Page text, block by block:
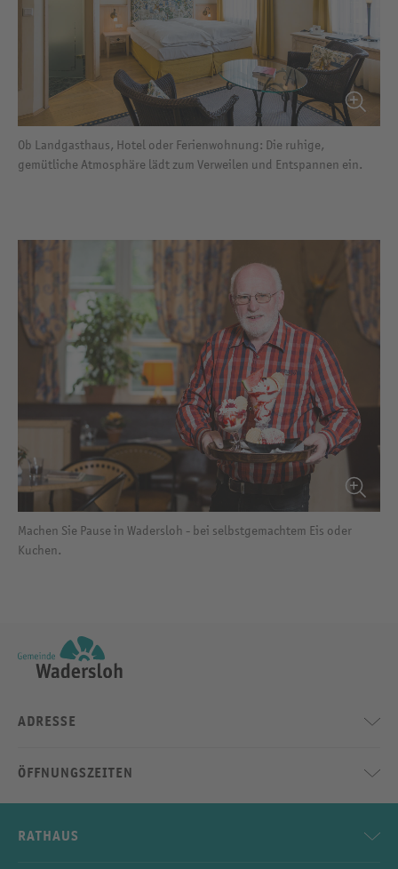
Ob Landgasthaus, Hotel oder Ferienwohnung: Die ruhige,
gemütliche Atmosphäre lädt zum Verweilen und Entspannen ein.
Machen Sie Pause in Wadersloh - bei selbstgemachtem Eis oder
Kuchen.
ADRESSE
ÖFFNUNGSZEITEN
RATHAUS